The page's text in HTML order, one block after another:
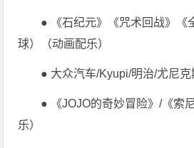
● 《石纪元》《咒术回战》《
球）（动画配乐）
● 大众汽车/Kyupi/明治/尤尼克
● 《JOJO的奇妙冒险》/《索
乐）